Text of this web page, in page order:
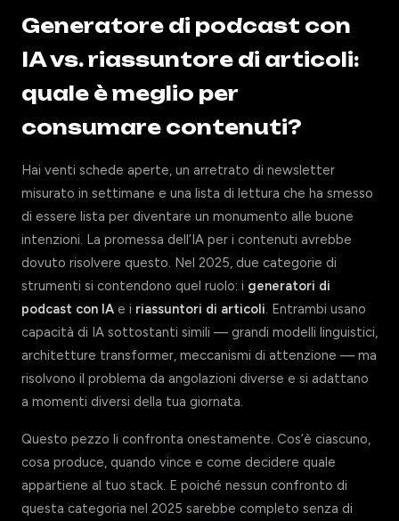
Generatore di podcast con
IA vs. riassuntore di articoli:
quale è meglio per
consumare contenuti?
Hai venti schede aperte, un arretrato di newsletter
misurato in settimane e una lista di lettura che ha smesso
di essere lista per diventare un monumento alle buone
intenzioni. La promessa dell’IA per i contenuti avrebbe
dovuto risolvere questo. Nel 2025, due categorie di
strumenti si contendono quel ruolo: i generatori di
podcast con IA e i riassuntori di articoli. Entrambi usano
capacità di IA sottostanti simili — grandi modelli linguistici,
architetture transformer, meccanismi di attenzione — ma
risolvono il problema da angolazioni diverse e si adattano
a momenti diversi della tua giornata.
Questo pezzo li confronta onestamente. Cos’è ciascuno,
cosa produce, quando vince e come decidere quale
appartiene al tuo stack. E poiché nessun confronto di
questa categoria nel 2025 sarebbe completo senza di